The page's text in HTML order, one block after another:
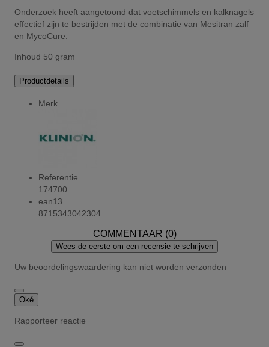
Onderzoek heeft aangetoond dat voetschimmels en kalknagels
effectief zijn te bestrijden met de combinatie van Mesitran zalf
en MycoCure.
Inhoud 50 gram
Productdetails
Merk
Referentie
174700
ean13
8715343042304
COMMENTAAR (0)
Wees de eerste om een recensie te schrijven
Uw beoordelingswaardering kan niet worden verzonden
Oké
Rapporteer reactie